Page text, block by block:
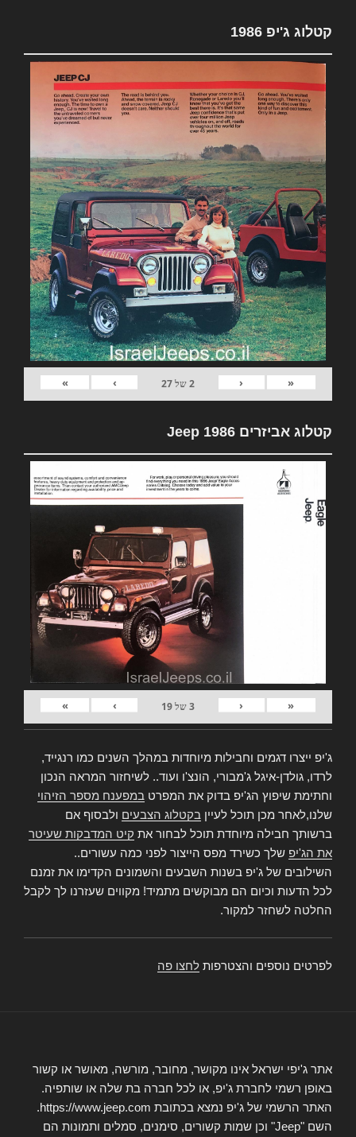
קטלוג ג'יפ 1986
«
‹
2של27
›
»
קטלוג אביזרים Jeep 1986
«
‹
3של19
›
»
ג'יפ ייצרו דגמים וחבילות מיוחדות במהלך השנים כמו רנגייד,
לרדו, גולדן-איגל ג'מבורי, הונצ'ו ועוד.. לשיחזור המראה הנכון
וחתימת שיפוץ הג'יפ בדוק את המפרט במפענח מספר הזיהוי
שלנו,לאחר מכן תוכל לעיין בקטלוג הצבעים ולבסוף אם
ברשותך חבילה מיוחדת תוכל לבחור את קיט המדבקות שעיטר
את הג'יפ שלך כשירד מפס הייצור לפני כמה עשורים..
השילובים של ג'יפ בשנות השבעים והשמונים הקדימו את זמנם
לכל הדעות וכיום הם מבוקשים מתמיד! מקווים שעזרנו לך לקבל
החלטה לשחזר למקור.
לפרטים נוספים והצטרפות לחצו פה
אתר ג'יפי ישראל אינו מקושר, מחובר, מורשה, מאושר או קשור
באופן רשמי לחברת ג'יפ, או לכל חברה בת שלה או שותפיה.
האתר הרשמי של ג'יפ נמצא בכתובת https://www.jeep.com.
השם "Jeep" וכן שמות קשורים, סימנים, סמלים ותמונות הם